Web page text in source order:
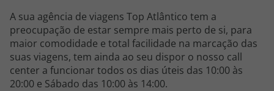
A sua agência de viagens Top Atlântico tem a
preocupação de estar sempre mais perto de si, para
maior comodidade e total facilidade na marcação das
suas viagens, tem ainda ao seu dispor o nosso call
center a funcionar todos os dias úteis das 10:00 às
20:00 e Sábado das 10:00 às 14:00.